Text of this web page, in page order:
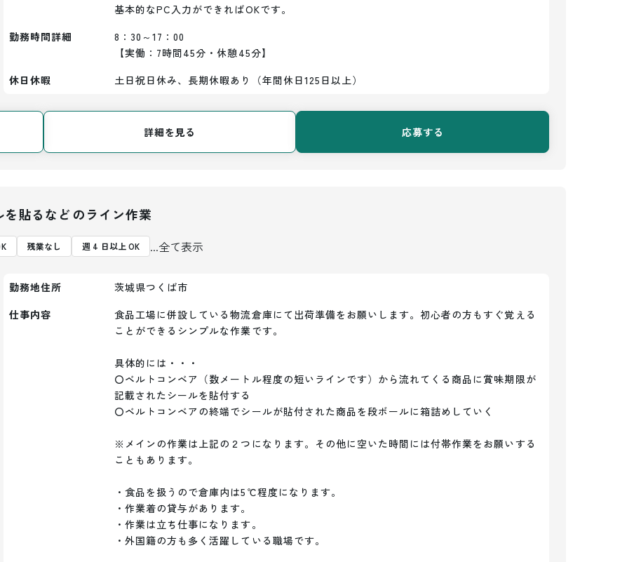
勤務時間詳細
8：30～17：00
【実働：7時間45分・休憩45分】
休日休暇
土日祝日休み、長期休暇あり（年間休日125日以上）
詳細を見る 応募する
貼るなどのライン作業
残業なし 週 4 日以上 OK ...全て表示
勤務地住所
茨城県つくば市
仕事内容
食品工場に併設している物流倉庫にて出荷準備をお願いします。初心者の方もすぐ覚える
ことができるシンプルな作業です。
具体的には・・・
〇ベルトコンベア（数メートル程度の短いラインです）から流れてくる商品に賞味期限が
記載されたシールを貼付する
〇ベルトコンベアの終端でシールが貼付された商品を段ボールに箱詰めしていく
※メインの作業は上記の２つになります。その他に空いた時間には付帯作業をお願いする
こともあります。
・食品を扱うので倉庫内は5℃程度になります。
・作業着の貸与があります。
・作業は立ち仕事になります。
・外国籍の方も多く活躍している職場です。